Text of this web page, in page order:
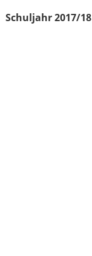
Schuljahr 2017/18